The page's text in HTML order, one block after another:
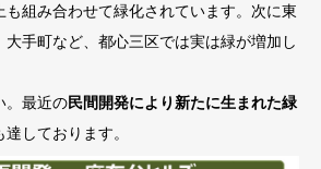
も組み合わせて緑化されています。次に東
手町など、都心三区では実は緑が増加し
。最近の民間開発により新たに生まれた緑
達しております。